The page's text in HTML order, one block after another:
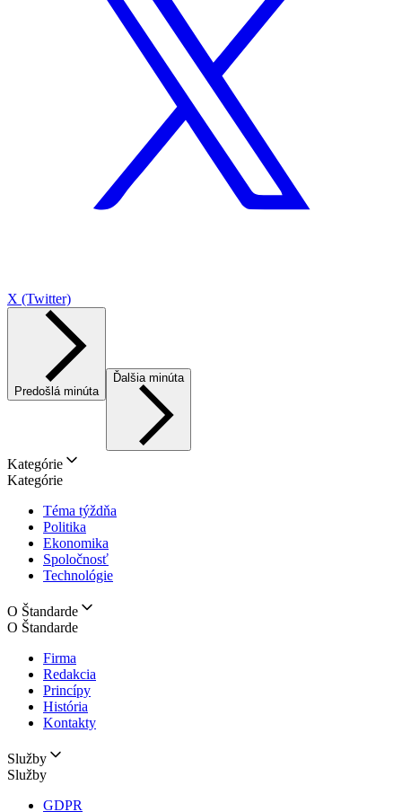
X (Twitter)
Predošlá minúta
Ďalšia minúta
Kategórie
Kategórie
Téma týždňa
Politika
Ekonomika
Spoločnosť
Technológie
O Štandarde
O Štandarde
Firma
Redakcia
Princípy
História
Kontakty
Služby
Služby
GDPR